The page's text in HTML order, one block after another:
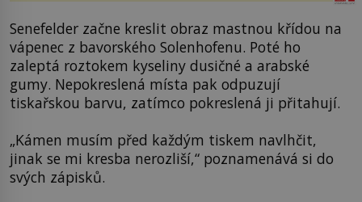
Senefelder začne kreslit obraz mastnou křídou na
vápenec z bavorského Solenhofenu. Poté ho
zaleptá roztokem kyseliny dusičné a arabské
gumy. Nepokreslená místa pak odpuzují
tiskařskou barvu, zatímco pokreslená ji přitahují.
„Kámen musím před každým tiskem navlhčit,
jinak se mi kresba nerozliší,“ poznamenává si do
svých zápisků.